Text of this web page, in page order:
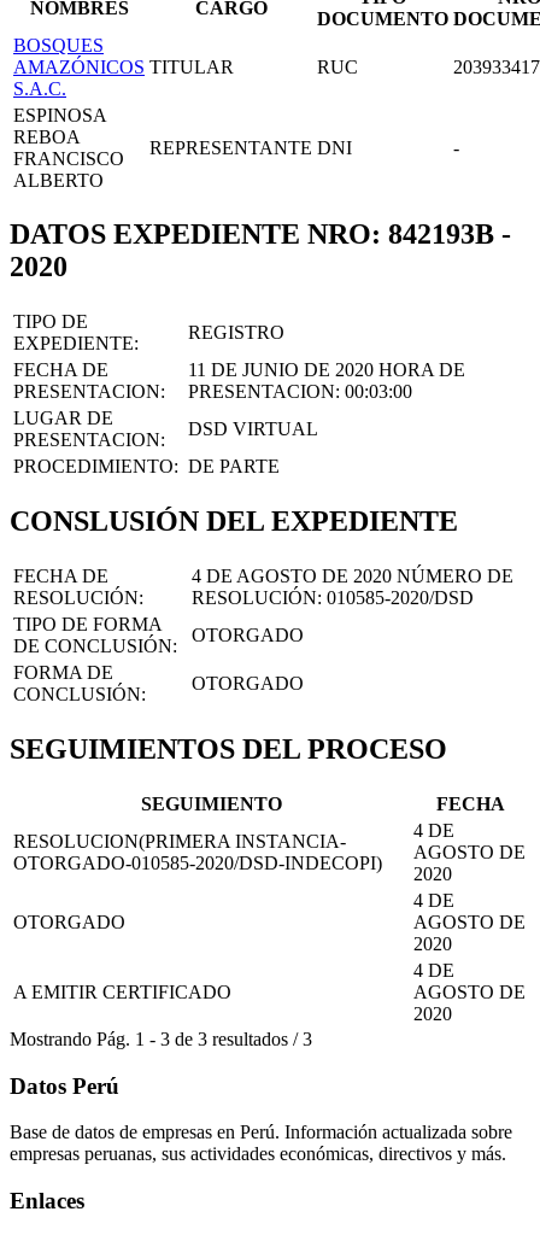
NOMBRES CARGO
DOCUMENTO
BOSQUES
AMAZÓNICOS
S.A.C.
TITULAR RUC
ESPINOSA
REBOA
FRANCISCO
ALBERTO
REPRESENTANTE DNI -
DATOS EXPEDIENTE NRO: 842193B -
2020
TIPO DE
EXPEDIENTE:
REGISTRO
FECHA DE
PRESENTACION:
11 DE JUNIO DE 2020 HORA DE
PRESENTACION: 00:03:00
LUGAR DE
PRESENTACION:
DSD VIRTUAL
PROCEDIMIENTO: DE PARTE
CONSLUSIÓN DEL EXPEDIENTE
FECHA DE
RESOLUCIÓN:
4 DE AGOSTO DE 2020 NÚMERO DE
RESOLUCIÓN: 010585-2020/DSD
TIPO DE FORMA
DE CONCLUSIÓN:
OTORGADO
FORMA DE
CONCLUSIÓN:
OTORGADO
SEGUIMIENTOS DEL PROCESO
SEGUIMIENTO
FECHA
RESOLUCION(PRIMERA INSTANCIA-
OTORGADO-010585-2020/DSD-INDECOPI)
4 DE
AGOSTO DE
2020
OTORGADO
4 DE
AGOSTO DE
2020
A EMITIR CERTIFICADO
4 DE
AGOSTO DE
2020
Mostrando Pág. 1 - 3 de 3 resultados /3
Datos Perú
Base de datos de empresas en Perú. Información actualizada sobre
empresas peruanas, sus actividades económicas, directivos y más.
Enlaces